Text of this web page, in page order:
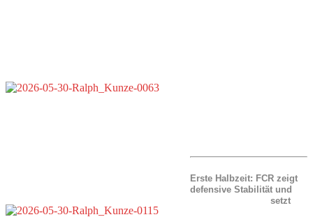
Erste Halbzeit: FCR zeigt
defensive Stabilität und
setzt